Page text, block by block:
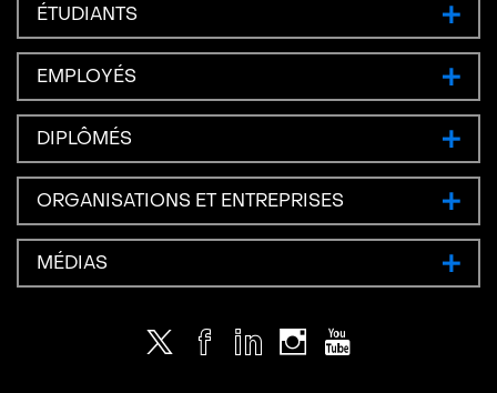
ÉTUDIANTS
EMPLOYÉS
DIPLÔMÉS
ORGANISATIONS ET ENTREPRISES
MÉDIAS
Twitter Facebook
LinkedInInstagramYoutube